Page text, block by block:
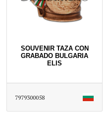
SOUVENIR TAZA CON
GRABADO BULGARIA
ELIS
7979300058